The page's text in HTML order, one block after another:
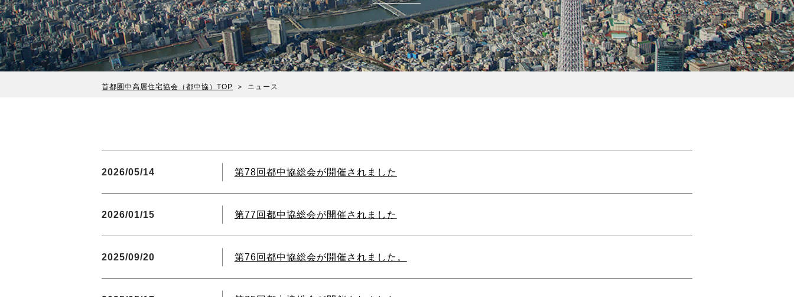
首都圏中高層住宅協会（都中協）TOP ニュース
2026/05/14 第78回都中協総会が開催されました
2026/01/15 第77回都中協総会が開催されました
2025/09/20 第76回都中協総会が開催されました。